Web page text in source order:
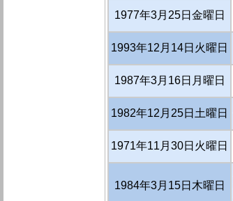
1977年3月25日金曜日
1993年12月14日火曜日
1987年3月16日月曜日
1982年12月25日土曜日
1971年11月30日火曜日
1984年3月15日木曜日